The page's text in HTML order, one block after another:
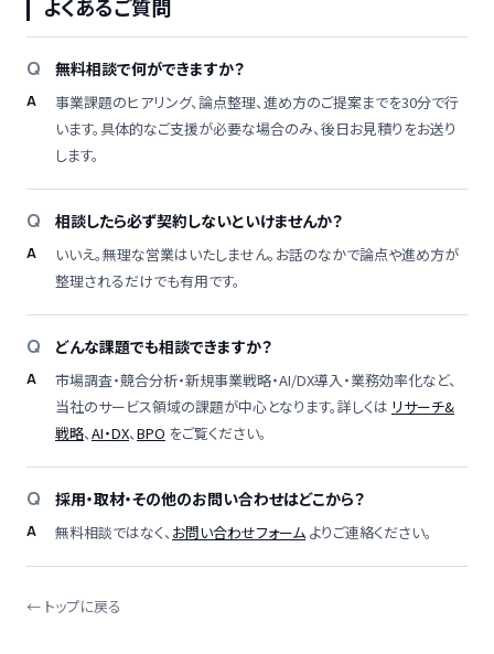
よくあるご質問
無料相談で何ができますか？
事業課題のヒアリング、論点整理、進め方のご提案までを30分で行
います。具体的なご支援が必要な場合のみ、後日お見積りをお送り
します。
相談したら必ず契約しないといけませんか？
いいえ。無理な営業はいたしません。お話のなかで論点や進め方が
整理されるだけでも有用です。
どんな課題でも相談できますか？
市場調査・競合分析・新規事業戦略・AI/DX導入・業務効率化など、
当社のサービス領域の課題が中心となります。詳しくは リサーチ&
戦略、AI・DX、BPO をご覧ください。
採用・取材・その他のお問い合わせはどこから？
無料相談ではなく、 お問い合わせフォーム よりご連絡ください。
← トップに戻る